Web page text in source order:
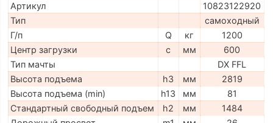
Артикул
10823122920
Тип
самоходный
Г/п
Q кг
1200
Центр загрузки
c мм
600
Тип мачты
DX FFL
Высота подъема
h3 мм
2819
Высота подъема (min)
h13 мм
81
Стандартный свободный подъем
h2 мм
1484